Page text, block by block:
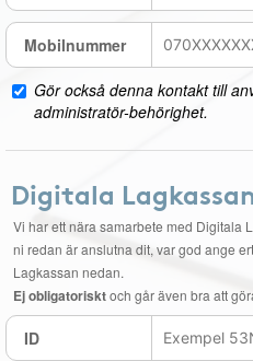
Mobilnummer
Gör också denna kontakt till
administratör-behörighet.
Digitala
Vi har ett nära samarbete med Digitala
ni redan är anslutna dit, var god ange
Lagkassan nedan.
Ej obligatorisktoch går även bra att
ID